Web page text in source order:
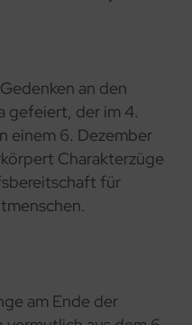
an den
gefeiert, der im 4.
einem 6. Dezember
Charakterzüge
für
am Ende der